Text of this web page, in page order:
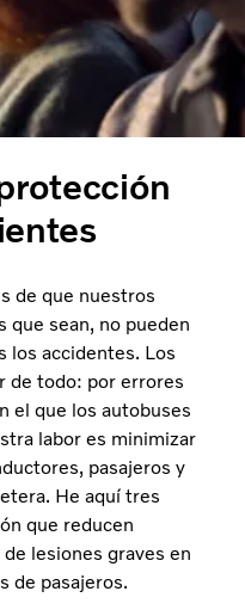
de que nuestros
que sean, no pueden
los accidentes. Los
de todo: por errores
el que los autobuses
labor es minimizar
pasajeros y
He aquí tres
que reducen
lesiones graves en
de pasajeros.